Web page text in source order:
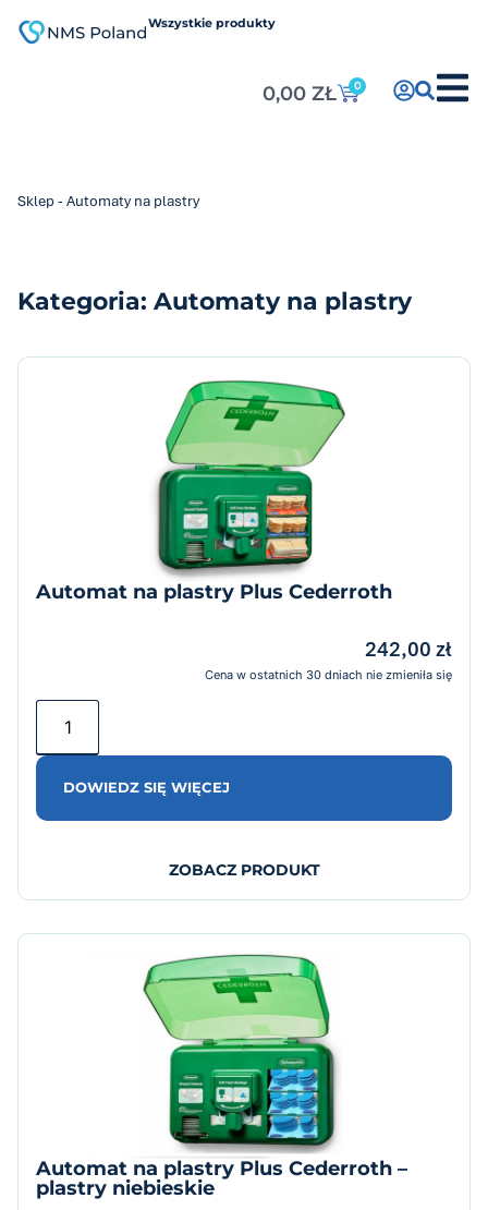
treści
Wszystkie produkty
0,00 ZŁ 0
Sklep- Automaty na plastry
Kategoria: Automaty na plastry
Automat na plastry Plus Cederroth
242,00 zł
Cena w ostatnich 30 dniach nie zmieniła się
DOWIEDZ SIĘ WIĘCEJ
ZOBACZ PRODUKT
Automat na plastry Plus Cederroth –
plastry niebieskie